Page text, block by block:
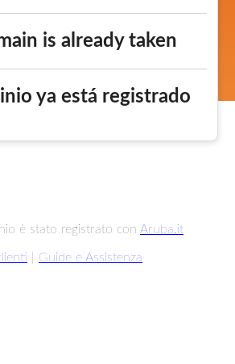
is already taken
ya está registrado
è stato registrato con Aruba.it
Guide e Assistenza